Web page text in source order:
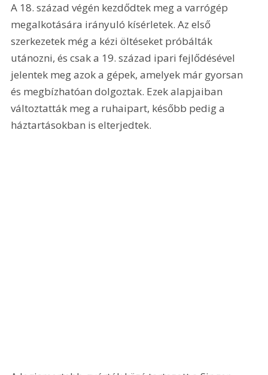
A 18. század végén kezdődtek meg a varrógép
megalkotására irányuló kísérletek. Az első
szerkezetek még a kézi öltéseket próbálták
utánozni, és csak a 19. század ipari fejlődésével
jelentek meg azok a gépek, amelyek már gyorsan
és megbízhatóan dolgoztak. Ezek alapjaiban
változtatták meg a ruhaipart, később pedig a
háztartásokban is elterjedtek.